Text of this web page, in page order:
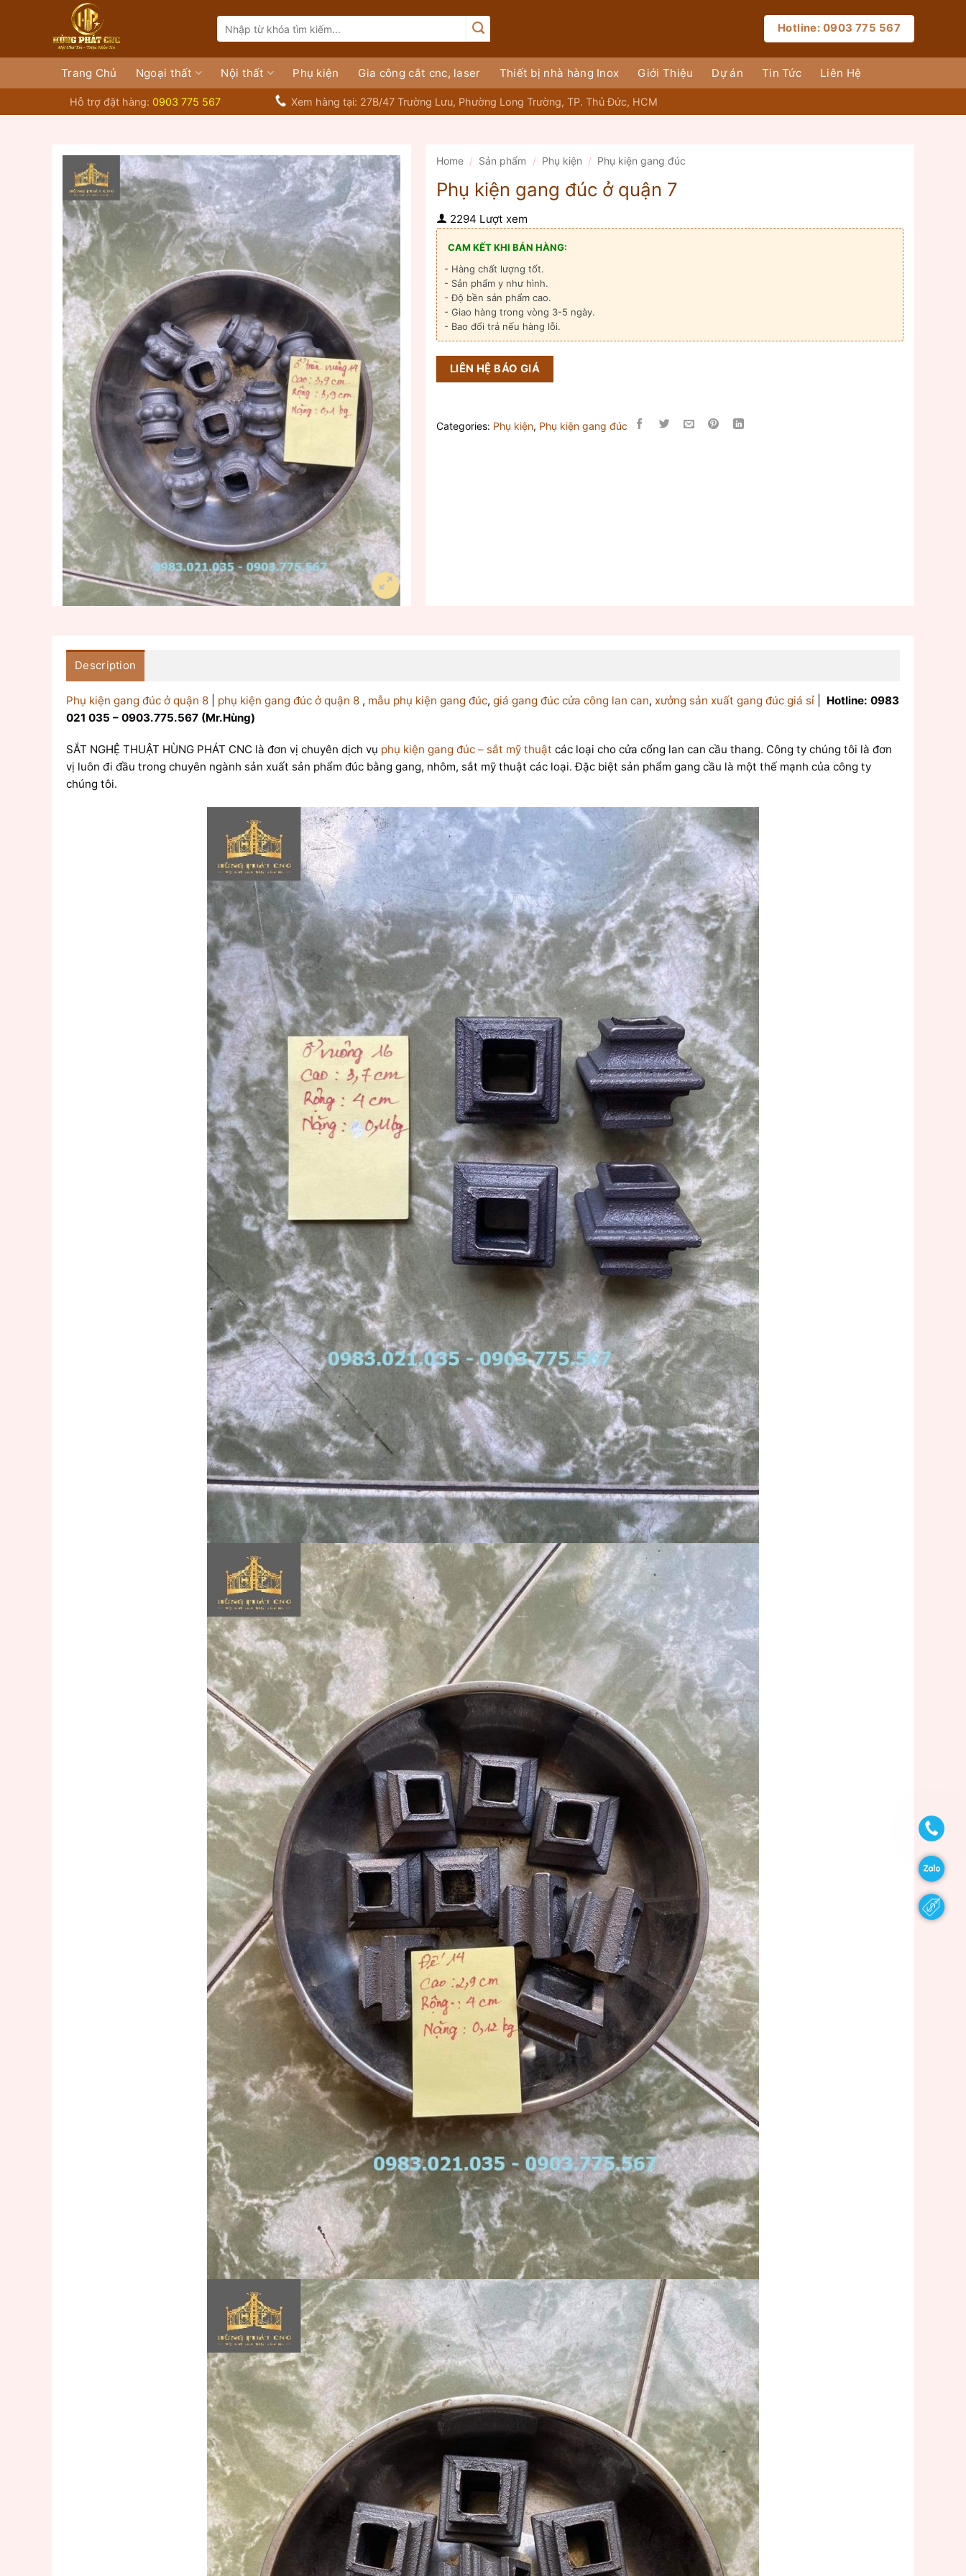
dung
for:
Hotline: 0903 775 567
Trang Chủ Ngoại thất Nội thất Phụ kiện Gia công cắt cnc, laser Thiết bị nhà hàng Inox Giới Thiệu Dự án Tin Tức Liên Hệ
Hỗ trợ đặt hàng: 0903 775 567 Xem hàng tại: 27B/47 Trường Lưu, Phường Long Trường, TP. Thủ Đức, HCM
Home / Sản phẩm / Phụ kiện / Phụ kiện gang đúc
Phụ kiện gang đúc ở quận 7
2294 Lượt xem
CAM KẾT KHI BÁN HÀNG:
- Hàng chất lượng tốt.
- Sản phẩm y như hình.
- Độ bền sản phẩm cao.
- Giao hàng trong vòng 3-5 ngày.
- Bao đổi trả nếu hàng lỗi.
LIÊN HỆ BÁO GIÁ
Categories: Phụ kiện, Phụ kiện gang đúc
Description
Phụ kiện gang đúc ở quận 8 phụ kiện gang đúc ở quận 8 , mẫu phụ kiện gang đúc, giá gang đúc cửa công lan can, xưởng sản xuất gang đúc giá sỉ
Hotline: 0983
021 035 – 0903.775.567 (Mr.Hùng)
SẮT NGHỆ THUẬT HÙNG PHÁT CNC là đơn vị chuyên dịch vụ phụ kiện gang đúc – sắt mỹ thuật các loại cho cửa cổng lan can cầu thang. Công ty chúng tôi là đơn
vị luôn đi đầu trong chuyên ngành sản xuất sản phẩm đúc bằng gang, nhôm, sắt mỹ thuật các loại. Đặc biệt sản phẩm gang cầu là một thế mạnh của công ty
chúng tôi.